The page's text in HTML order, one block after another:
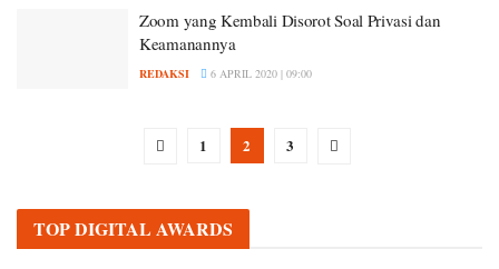
Zoom yang Kembali Disorot Soal Privasi dan
Keamanannya
REDAKSI 6 APRIL 2020 | 09:00
1 2 3
TOP DIGITAL AWARDS